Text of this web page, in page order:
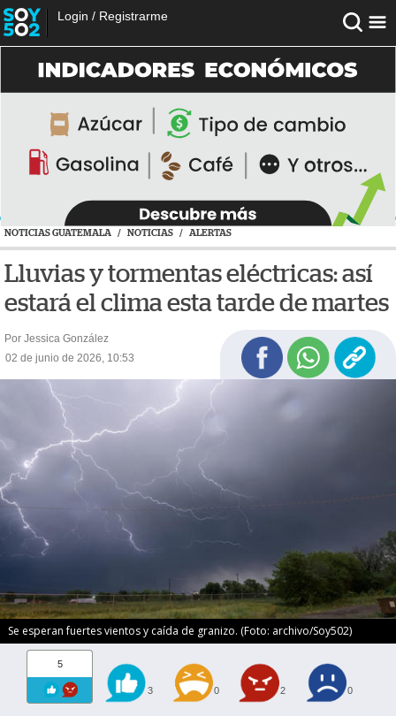
Login / Registrarme
NOTICIAS GUATEMALA / NOTICIAS / ALERTAS
Lluvias y tormentas eléctricas: así
estará el clima esta tarde de martes
Por Jessica González
02 de junio de 2026, 10:53
Se esperan fuertes vientos y caída de granizo. (Foto: archivo/Soy502)
5
3 0 2 0